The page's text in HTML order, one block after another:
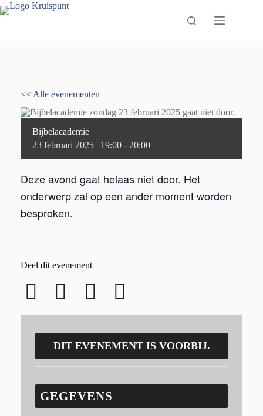
Ga
naar
<< Alle evenementen
Bijbelacademie
23 februari 2025 | 19:00 - 20:00
Deze avond gaat helaas niet door. Het
onderwerp zal op een ander moment worden
besproken.
Deel dit evenement
DIT EVENEMENT IS VOORBIJ.
GEGEVENS